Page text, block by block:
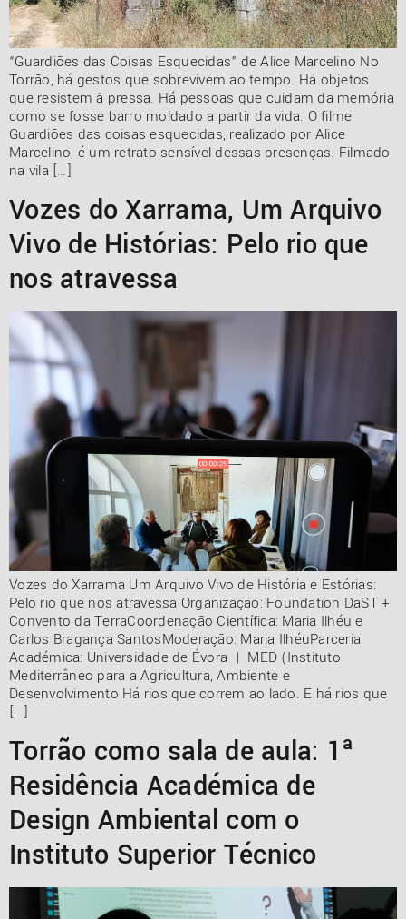
“Guardiões das Coisas Esquecidas” de Alice Marcelino No
Torrão, há gestos que sobrevivem ao tempo. Há objetos
que resistem à pressa. Há pessoas que cuidam da memória
como se fosse barro moldado a partir da vida. O filme
Guardiões das coisas esquecidas, realizado por Alice
Marcelino, é um retrato sensível dessas presenças. Filmado
na vila […]
Vozes do Xarrama, Um Arquivo
Vivo de Histórias: Pelo rio que
nos atravessa
Vozes do Xarrama Um Arquivo Vivo de História e Estórias:
Pelo rio que nos atravessa Organização: Foundation DaST +
Convento da TerraCoordenação Científica: Maria Ilhéu e
Carlos Bragança SantosModeração: Maria IlhéuParceria
Académica: Universidade de Évora | MED (Instituto
Mediterrâneo para a Agricultura, Ambiente e
Desenvolvimento Há rios que correm ao lado. E há rios que
[…]
Torrão como sala de aula: 1ª
Residência Académica de
Design Ambiental com o
Instituto Superior Técnico